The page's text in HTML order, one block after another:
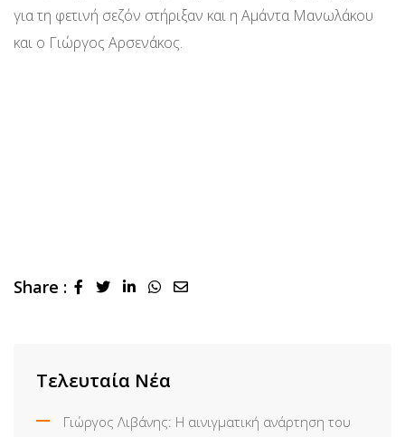
για τη φετινή σεζόν στήριξαν και η Αμάντα Μανωλάκου
και ο Γιώργος Αρσενάκος.
Share : LinkedInWhatsapp
Share
Τελευταία Νέα
Γιώργος Λιβάνης: Η αινιγματική ανάρτηση του